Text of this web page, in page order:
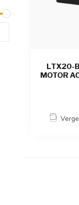
LTX20-
MOTOR